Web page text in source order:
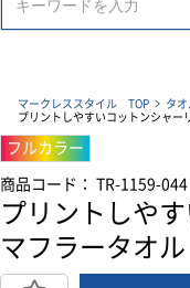
マークレススタイル TOP
タオ
プリントしやすいコットンシャ
フルカラー
商品コード： TR-1159-044
プリントしや
マフラータオ